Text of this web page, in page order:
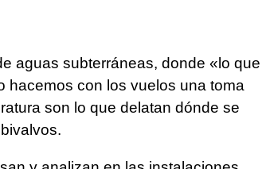
aguas subterráneas, donde «lo que
hacemos con los vuelos una toma
son lo que delatan dónde se